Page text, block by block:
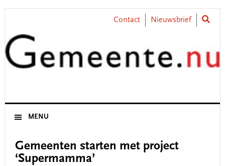
Skip
primary
navigation
Skip
content
Skip
primary
sidebar
Skip
footer
Contact Nieuwsbrief
MENU
Gemeenten starten met project
‘Supermamma’